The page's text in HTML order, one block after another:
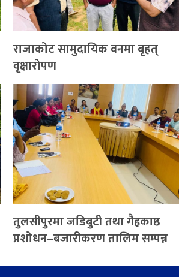
राजाकोट सामुदायिक वनमा बृहत्
वृक्षारोपण
तुलसीपुरमा जडिबुटी तथा गैह्रकाष्ठ
प्रशोधन–बजारीकरण तालिम सम्पन्न